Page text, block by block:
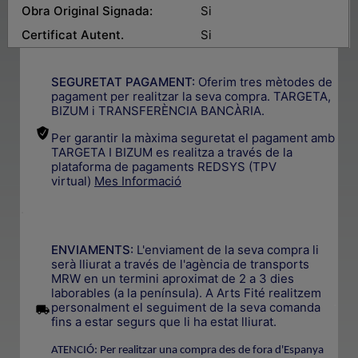
Obra Original Signada:
Si
Certificat Autent.
Si
SEGURETAT PAGAMENT: Oferim tres mètodes de
pagament per realitzar la seva compra. TARGETA,
BIZUM i TRANSFERÈNCIA BANCÀRIA.
Per garantir la màxima seguretat el pagament amb
TARGETA I BIZUM es realitza a través de la
plataforma de pagaments REDSYS (TPV
virtual) Mes Informació
ENVIAMENTS: L'enviament de la seva compra li
serà lliurat a través de l'agència de transports
MRW en un termini aproximat de 2 a 3 dies
laborables (a la península). A Arts Fité realitzem
personalment el seguiment de la seva comanda
fins a estar segurs que li ha estat lliurat.
ATENCIÓ: Per realitzar una compra des de fora d'Espanya